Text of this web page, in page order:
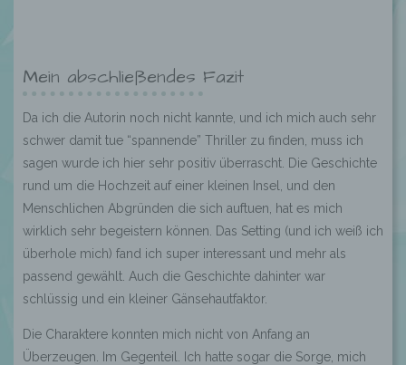
Mein abschließendes Fazit
Da ich die Autorin noch nicht kannte, und ich mich auch sehr
schwer damit tue “spannende” Thriller zu finden, muss ich
sagen wurde ich hier sehr positiv überrascht. Die Geschichte
rund um die Hochzeit auf einer kleinen Insel, und den
Menschlichen Abgründen die sich auftuen, hat es mich
wirklich sehr begeistern können. Das Setting (und ich weiß ich
überhole mich) fand ich super interessant und mehr als
passend gewählt. Auch die Geschichte dahinter war
schlüssig und ein kleiner Gänsehautfaktor.
Die Charaktere konnten mich nicht von Anfang an
Überzeugen. Im Gegenteil. Ich hatte sogar die Sorge, mich